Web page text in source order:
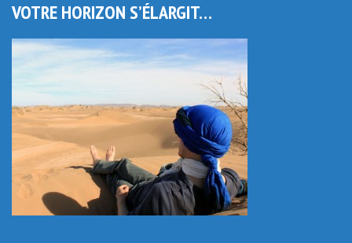
VOTRE HORIZON S’ÉLARGIT…